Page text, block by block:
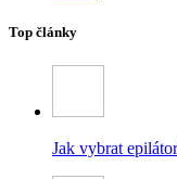
Top články
Jak vybrat